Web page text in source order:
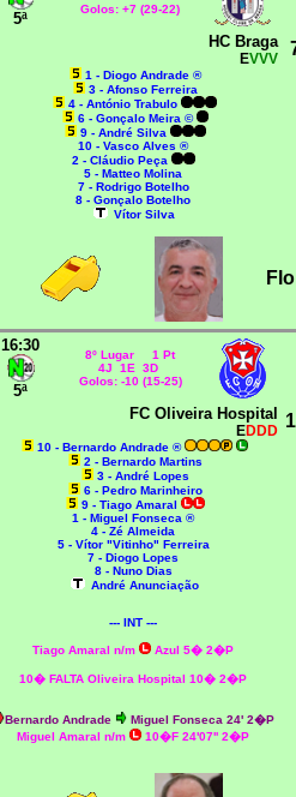
5ª
Golos: +7 (29-22)
HC Braga
EVVV
1 - Diogo Andrade ®
3 - Afonso Ferreira
4 - António Trabulo
6 - Gonçalo Meira ©
9 - André Silva
10 - Vasco Alves ®
2 - Cláudio Peça
5 - Matteo Molina
7 - Rodrigo Botelho
8 - Gonçalo Botelho
Vítor Silva
16:30
5ª
8º Lugar 1 Pt
4J 1E 3D
Golos: -10 (15-25)
FC Oliveira Hospital
EDDD
10 - Bernardo Andrade ®
2 - Bernardo Martins
3 - André Lopes
6 - Pedro Marinheiro
9 - Tiago Amaral
1 - Miguel Fonseca ®
4 - Zé Almeida
5 - Vítor "Vitinho" Ferreira
7 - Diogo Lopes
8 - Nuno Dias
André Anunciação
--- INT ---
Tiago Amaral n/m Azul 5� 2�P
10� FALTA Oliveira Hospital 10� 2�P
Bernardo Andrade
Miguel Fonseca 24' 2�P
Miguel Amaral n/m
10�F 24'07'' 2�P